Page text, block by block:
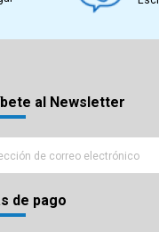
al Newsletter
de pago